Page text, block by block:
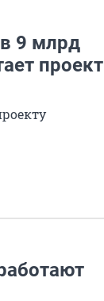
9 млрд
проект